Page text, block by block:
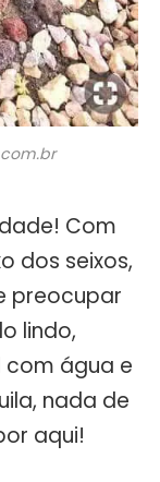
Com
dos seixos,
preocupar
lindo,
água e
nada de
aqui!